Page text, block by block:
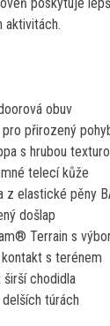
aktivitách.
obuv
přirozený
s hrubou
telecí kůže
z elastické pěny
došlap
Terrain s
s terénem
širší chodidla
túrách